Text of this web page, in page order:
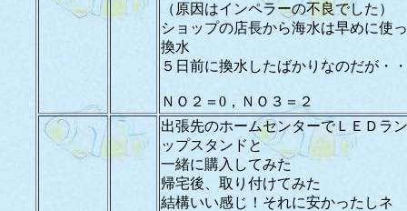
（原因はインペラーの不良でした）
ショップの店長から海水は早めに使
換水
５日前に換水したばかりなのだが・
ＮＯ２＝0，ＮＯ３＝２
出張先のホームセンターでＬＥＤラ
ップスタンドと
一緒に購入してみた
帰宅後、取り付けてみた
結構いい感じ！それに安かったしネ